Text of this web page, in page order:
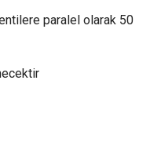
paralel olarak 50